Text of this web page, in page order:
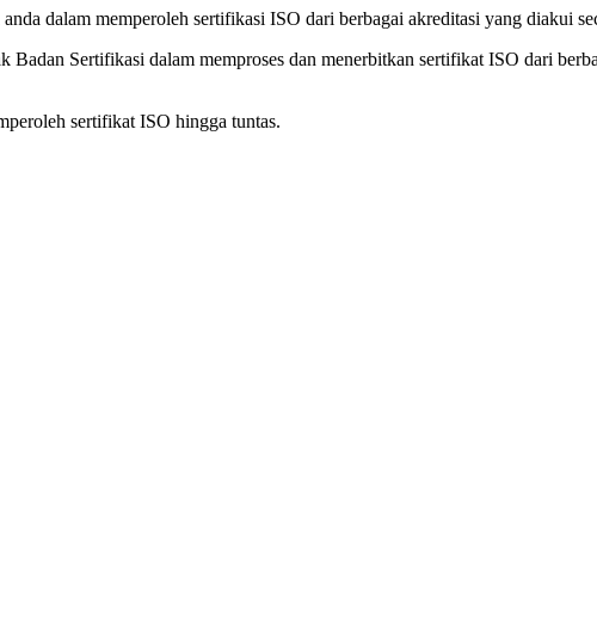
dalam memperoleh sertifikasi ISO dari berbagai akreditasi yang diakui
Badan Sertifikasi dalam memproses dan menerbitkan sertifikat ISO dari
sertifikat ISO hingga tuntas.